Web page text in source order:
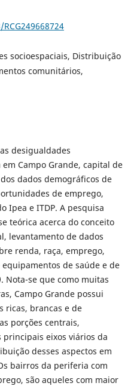
socioespaciais, Distribuição
comunitários,
desigualdades
Campo Grande, capital de
dados demográficos de
de emprego,
Ipea e ITDP. A pesquisa
teórica acerca do conceito
levantamento de dados
renda, raça, emprego,
de saúde e de
Nota-se que como muitas
Campo Grande possui
ricas, brancas e de
porções centrais,
eixos viários da
desses aspectos em
bairros da periferia com
são aqueles com maior